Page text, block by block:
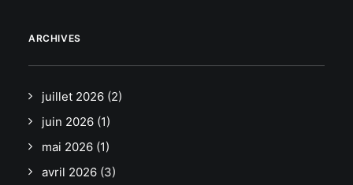
ARCHIVES
juillet 2026 (2)
juin 2026 (1)
mai 2026 (1)
avril 2026 (3)